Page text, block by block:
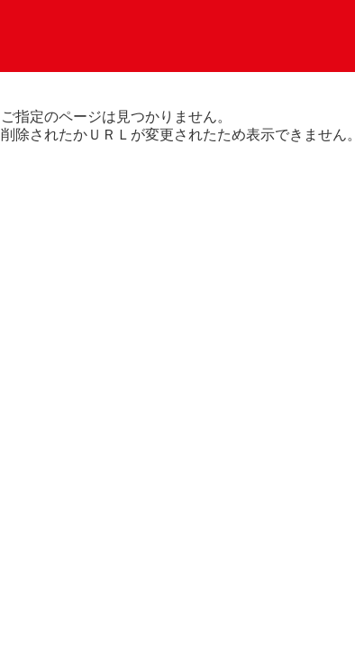
ご指定のページは見つかりません。
削除されたかＵＲＬが変更されたため表示できません。